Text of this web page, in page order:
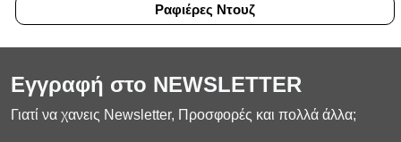
Ραφιέρες Ντουζ
Εγγραφή στο NEWSLETTER
Γιατί να χανεις Newsletter, Προσφορές και πολλά άλλα;